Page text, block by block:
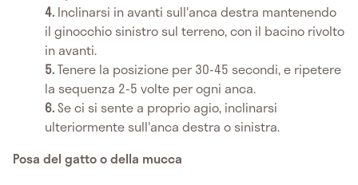
Inclinarsi in avanti sull'anca destra mantenendo
il ginocchio sinistro sul terreno, con il bacino rivolto
in avanti.
Tenere la posizione per 30-45 secondi, e ripetere
la sequenza 2-5 volte per ogni anca.
Se ci si sente a proprio agio, inclinarsi
ulteriormente sull'anca destra o sinistra.
Posa del gatto o della mucca